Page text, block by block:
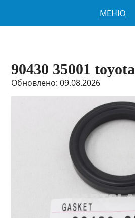
МЕНЮ
90430 35001 toyota
Обновлено: 09.08.2026